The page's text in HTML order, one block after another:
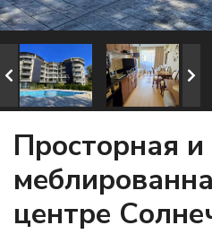
Просторная и
центре